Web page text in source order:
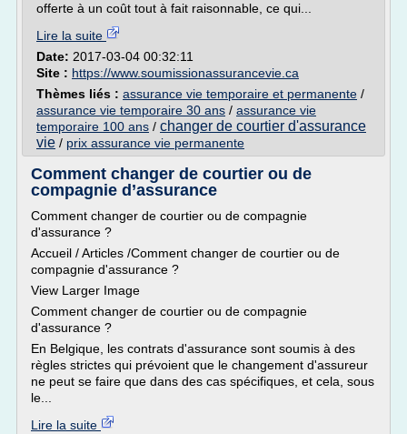
offerte à un coût tout à fait raisonnable, ce qui...
Lire la suite
Date: 2017-03-04 00:32:11
Site : https://www.soumissionassurancevie.ca
Thèmes liés : assurance vie temporaire et permanente /
assurance vie temporaire 30 ans / assurance vie
temporaire 100 ans / changer de courtier d'assurance
vie / prix assurance vie permanente
Comment changer de courtier ou de
compagnie d’assurance
Comment changer de courtier ou de compagnie
d'assurance ?
Accueil / Articles /Comment changer de courtier ou de
compagnie d'assurance ?
View Larger Image
Comment changer de courtier ou de compagnie
d'assurance ?
En Belgique, les contrats d'assurance sont soumis à des
règles strictes qui prévoient que le changement d'assureur
ne peut se faire que dans des cas spécifiques, et cela, sous
le...
Lire la suite